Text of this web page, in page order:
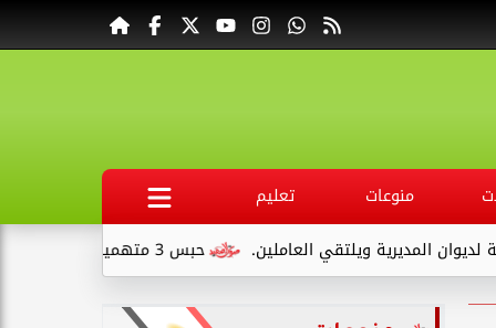
منوعات
تعليم
حبس 3 متهمين 15 يومًا علي ذمةالتحقيقات بتهمة التنقيب عن الآثار داخل...
العاملين.